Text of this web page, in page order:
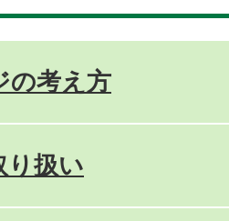
の考え方
り扱い